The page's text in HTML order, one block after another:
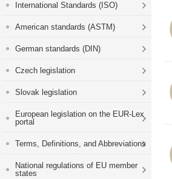
International Standards (ISO)
American standards (ASTM)
German standards (DIN)
Czech legislation
Slovak legislation
European legislation on the EUR-Lex
portal
Terms, Definitions, and Abbreviations
National regulations of EU member
states